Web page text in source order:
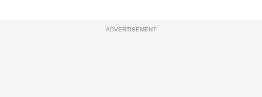
ADVERTISEMENT